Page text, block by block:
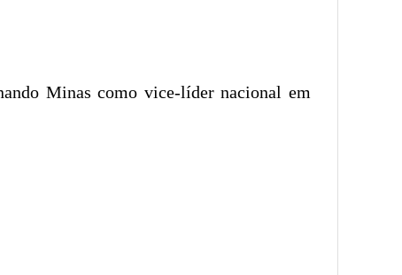
Minas como vice-líder nacional em